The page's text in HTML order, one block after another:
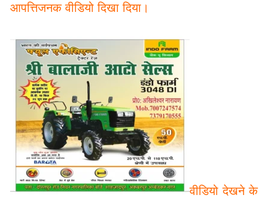
आपत्तिजनक वीडियो दिखा दिया।
वीडियो देखने के